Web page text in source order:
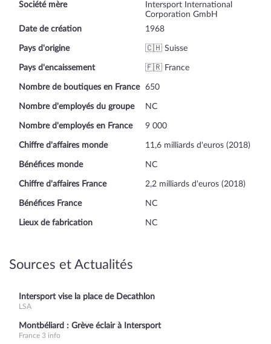
Société mère
Intersport International
Corporation GmbH
Date de création
1968
Pays d'origine 🇨🇭 Suisse
Pays d'encaissement 🇫🇷 France
Nombre de boutiques en France 650
Nombre d'employés du groupe NC
Nombre d'employés en France 9 000
Chiffre d'affaires monde 11,6 milliards d'euros (2018)
Bénéfices monde NC
Chiffre d'affaires France 2,2 milliards d'euros (2018)
Bénéfices France NC
Lieux de fabrication NC
Sources et Actualités
Intersport vise la place de Decathlon
LSA
Montbéliard : Grève éclair à Intersport
France 3 info